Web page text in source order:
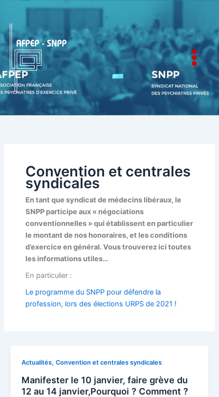
contenu
AFPEP-SNPP
Convention et centrales
syndicales
En tant que syndicat de médecins libéraux, le
SNPP participe aux « négociations
conventionnelles » qui établissent en particulier
le montant de nos honoraires, et les conditions
d’exercice en général. Vous trouverez ici toutes
les informations utiles…
En particulier :
Le programme du SNPP pour défendre la
profession, lors des élections URPS de 2021 !
Actualités,Convention et centrales syndicales
Manifester le 10 janvier, faire grève du
12 au 14 janvier,Pourquoi ? Comment ?